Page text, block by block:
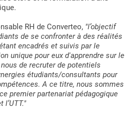
RH de Converteo, "l’objectif
de se confronter à des réalités
encadrés et suivis par le
unique pour eux d'apprendre sur le
de recruter de potentiels
étudiants/consultants pour
A ce titre, nous sommes
premier partenariat pédagogique
l’UTT."